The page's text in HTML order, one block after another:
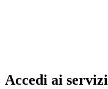
Accedi ai servizi